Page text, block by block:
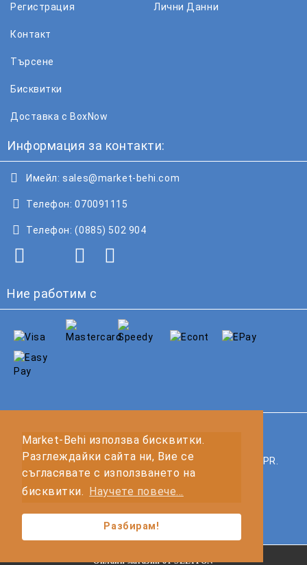
Market-Behi използва бисквитки.
Разглеждайки сайта ни, Вие се
съгласявате с използването на
бисквитки.
Научете повече...
Разбирам!
Регистрация Лични Данни
Контакт
Търсене
Бисквитки
Доставка с BoxNow
Информация за контакти:
Имейл: sales@market-behi.com
Телефон: 070091115
Телефон: (0885) 502 904
Ние работим с
Нашият онлайн магазин е 100% съобразен с GDPR.
Моите лични данни
Онлайн магазин от SELITON